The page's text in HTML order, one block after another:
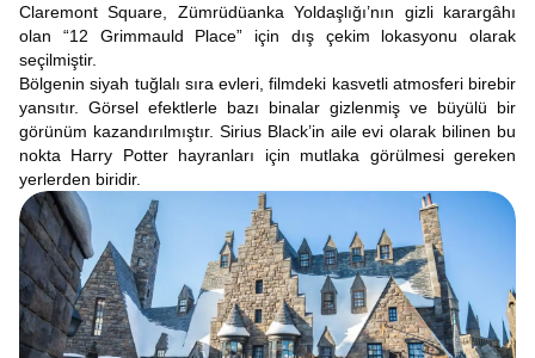
Claremont Square, Zümrüdüanka Yoldaşlığı’nın gizli karargâhı
olan “12 Grimmauld Place” için dış çekim lokasyonu olarak
seçilmiştir.
Bölgenin siyah tuğlalı sıra evleri, filmdeki kasvetli atmosferi birebir
yansıtır. Görsel efektlerle bazı binalar gizlenmiş ve büyülü bir
görünüm kazandırılmıştır. Sirius Black’in aile evi olarak bilinen bu
nokta Harry Potter hayranları için mutlaka görülmesi gereken
yerlerden biridir.